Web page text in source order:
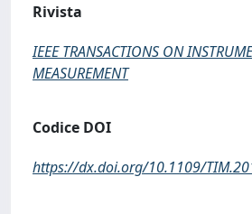
Rivista
IEEE TRANSACTIONS ON
MEASUREMENT
Codice DOI
https://dx.doi.org/10.1109/